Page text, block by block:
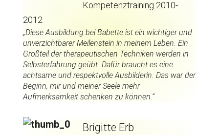
Kompetenztraining 2010-
2012
„Diese Ausbildung bei Babette ist ein wichtiger und
unverzichtbarer Meilenstein in meinem Leben. Ein
Großteil der therapeutischen Techniken werden in
Selbsterfahrung geübt. Dafür braucht es eine
achtsame und respektvolle Ausbilderin. Das war der
Beginn, mir und meiner Seele mehr
Aufmerksamkeit schenken zu können.“
Brigitte Erb